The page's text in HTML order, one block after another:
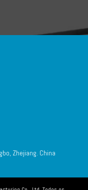
Zhejiang. China